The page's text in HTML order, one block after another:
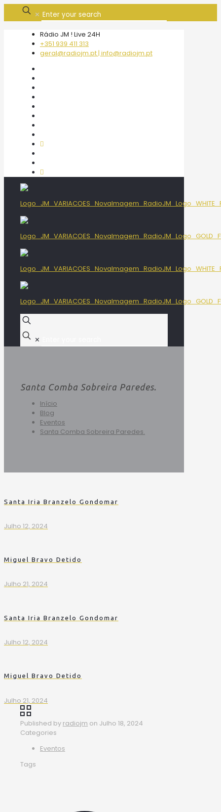
✕
Rádio JM ! Live 24H
+351 939 411 313
geral@radiojm.pt | info@radiojm.pt
✕
Santa Comba Sobreira Paredes.
Início
Blog
Eventos
Santa Comba Sobreira Paredes.
Santa Iria Branzelo Gondomar
Julho 12, 2024
Miguel Bravo Detido
Julho 21, 2024
Santa Iria Branzelo Gondomar
Julho 12, 2024
Miguel Bravo Detido
Julho 21, 2024
Published by radiojm on Julho 18, 2024
Categories
Eventos
Tags